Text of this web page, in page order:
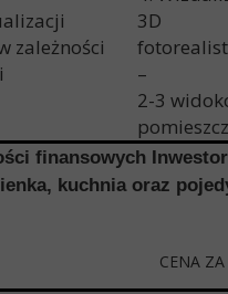
zależności
3D
–
2-3
finansowych
kuchnia oraz
CENA